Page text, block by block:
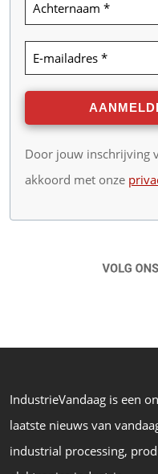
Door jouw inschrijving
akkoord met onze
IndustrieVandaag is een
laatste nieuws van
industrial processing,